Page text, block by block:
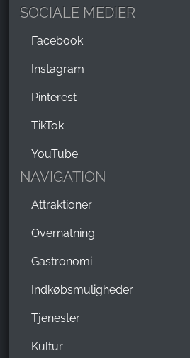
SOCIALE MEDIER
Facebook
Instagram
Pinterest
TikTok
YouTube
NAVIGATION
Attraktioner
Overnatning
Gastronomi
Indkøbsmuligheder
Tjenester
Kultur